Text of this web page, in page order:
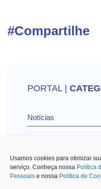
Usamos cookies para otimizar
serviço. Conheça nossa Política
Pessoais e nossa Política de
#Compartilhe
PORTAL |
Notícias